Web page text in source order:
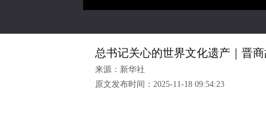
总书记关心的世界文化遗产｜晋
来源：新华社
原文发布时间： 2025-11-18 09:54:23